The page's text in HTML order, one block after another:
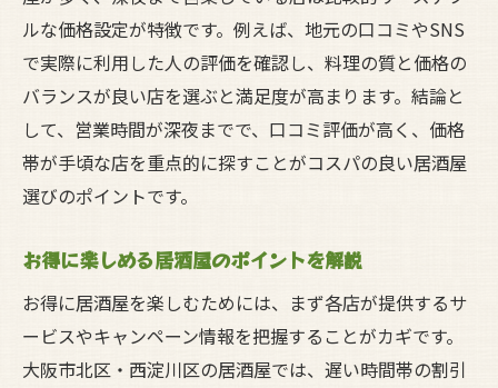
ルな価格設定が特徴です。例えば、地元の口コミやSNS
で実際に利用した人の評価を確認し、料理の質と価格の
バランスが良い店を選ぶと満足度が高まります。結論と
して、営業時間が深夜までで、口コミ評価が高く、価格
帯が手頃な店を重点的に探すことがコスパの良い居酒屋
選びのポイントです。
お得に楽しめる居酒屋のポイントを解説
お得に居酒屋を楽しむためには、まず各店が提供するサ
ービスやキャンペーン情報を把握することがカギです。
大阪市北区・西淀川区の居酒屋では、遅い時間帯の割引